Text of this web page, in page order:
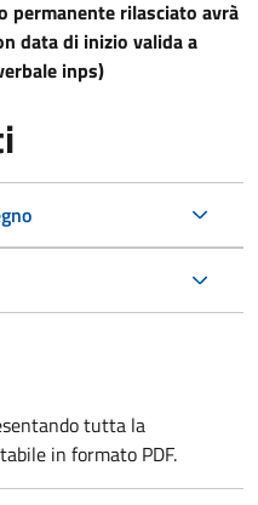
permanente rilasciato avrà
data di inizio valida a
inps)
tutta la
in formato PDF.